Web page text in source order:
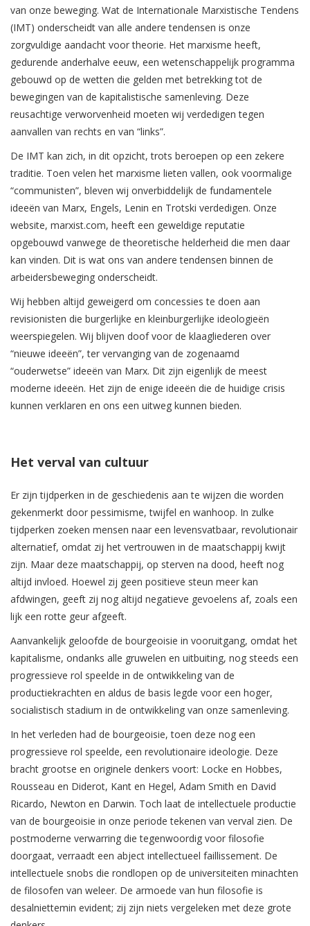
van onze beweging. Wat de Internationale Marxistische Tendens
(IMT) onderscheidt van alle andere tendensen is onze
zorgvuldige aandacht voor theorie. Het marxisme heeft,
gedurende anderhalve eeuw, een wetenschappelijk programma
gebouwd op de wetten die gelden met betrekking tot de
bewegingen van de kapitalistische samenleving. Deze
reusachtige verworvenheid moeten wij verdedigen tegen
aanvallen van rechts en van “links”.
De IMT kan zich, in dit opzicht, trots beroepen op een zekere
traditie. Toen velen het marxisme lieten vallen, ook voormalige
“communisten”, bleven wij onverbiddelijk de fundamentele
ideeën van Marx, Engels, Lenin en Trotski verdedigen. Onze
website, marxist.com, heeft een geweldige reputatie
opgebouwd vanwege de theoretische helderheid die men daar
kan vinden. Dit is wat ons van andere tendensen binnen de
arbeidersbeweging onderscheidt.
Wij hebben altijd geweigerd om concessies te doen aan
revisionisten die burgerlijke en kleinburgerlijke ideologieën
weerspiegelen. Wij blijven doof voor de klaagliederen over
“nieuwe ideeën”, ter vervanging van de zogenaamd
“ouderwetse” ideeën van Marx. Dit zijn eigenlijk de meest
moderne ideeën. Het zijn de enige ideeën die de huidige crisis
kunnen verklaren en ons een uitweg kunnen bieden.
Het verval van cultuur
Er zijn tijdperken in de geschiedenis aan te wijzen die worden
gekenmerkt door pessimisme, twijfel en wanhoop. In zulke
tijdperken zoeken mensen naar een levensvatbaar, revolutionair
alternatief, omdat zij het vertrouwen in de maatschappij kwijt
zijn. Maar deze maatschappij, op sterven na dood, heeft nog
altijd invloed. Hoewel zij geen positieve steun meer kan
afdwingen, geeft zij nog altijd negatieve gevoelens af, zoals een
lijk een rotte geur afgeeft.
Aanvankelijk geloofde de bourgeoisie in vooruitgang, omdat het
kapitalisme, ondanks alle gruwelen en uitbuiting, nog steeds een
progressieve rol speelde in de ontwikkeling van de
productiekrachten en aldus de basis legde voor een hoger,
socialistisch stadium in de ontwikkeling van onze samenleving.
In het verleden had de bourgeoisie, toen deze nog een
progressieve rol speelde, een revolutionaire ideologie. Deze
bracht grootse en originele denkers voort: Locke en Hobbes,
Rousseau en Diderot, Kant en Hegel, Adam Smith en David
Ricardo, Newton en Darwin. Toch laat de intellectuele productie
van de bourgeoisie in onze periode tekenen van verval zien. De
postmoderne verwarring die tegenwoordig voor filosofie
doorgaat, verraadt een abject intellectueel faillissement. De
intellectuele snobs die rondlopen op de universiteiten minachten
de filosofen van weleer. De armoede van hun filosofie is
desalniettemin evident; zij zijn niets vergeleken met deze grote